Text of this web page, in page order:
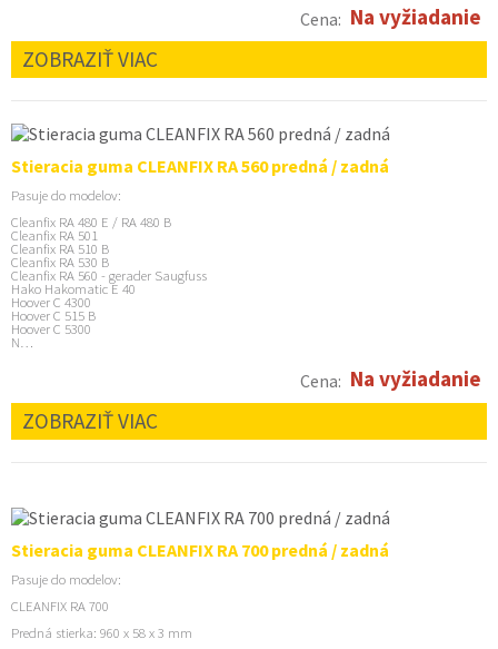
Cena: Na vyžiadanie
ZOBRAZIŤ VIAC
Stieracia guma CLEANFIX RA 560 predná / zadná
Pasuje do modelov:
Cleanfix RA 480 E / RA 480 B
Cleanfix RA 501
Cleanfix RA 510 B
Cleanfix RA 530 B
Cleanfix RA 560 - gerader Saugfuss
Hako Hakomatic E 40
Hoover C 4300
Hoover C 515 B
Hoover C 5300
N…
Cena: Na vyžiadanie
ZOBRAZIŤ VIAC
Stieracia guma CLEANFIX RA 700 predná / zadná
Pasuje do modelov:
CLEANFIX RA 700
Predná stierka: 960 x 58 x 3 mm